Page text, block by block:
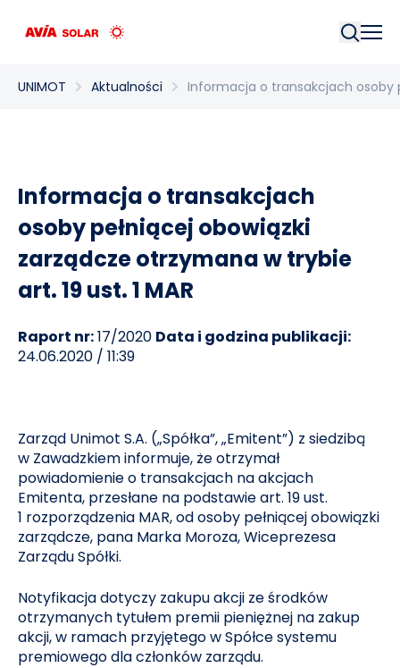
UNIMOT Aktualności Informacja o transakcjach osoby
Informacja o transakcjach
osoby pełniącej obowiązki
zarządcze otrzymana w trybie
art. 19 ust. 1 MAR
Raport nr:17/2020 Data i godzina publikacji:
24.06.2020 / 11:39
Zarząd Unimot S.A. („Spółka”, „Emitent”) z siedzibą
w Zawadzkiem informuje, że otrzymał
powiadomienie o transakcjach na akcjach
Emitenta, przesłane na podstawie art. 19 ust.
1 rozporządzenia MAR, od osoby pełniącej obowiązki
zarządcze, pana Marka Moroza, Wiceprezesa
Zarządu Spółki.
Notyfikacja dotyczy zakupu akcji ze środków
otrzymanych tytułem premii pieniężnej na zakup
akcji, w ramach przyjętego w Spółce systemu
premiowego dla członków zarządu.